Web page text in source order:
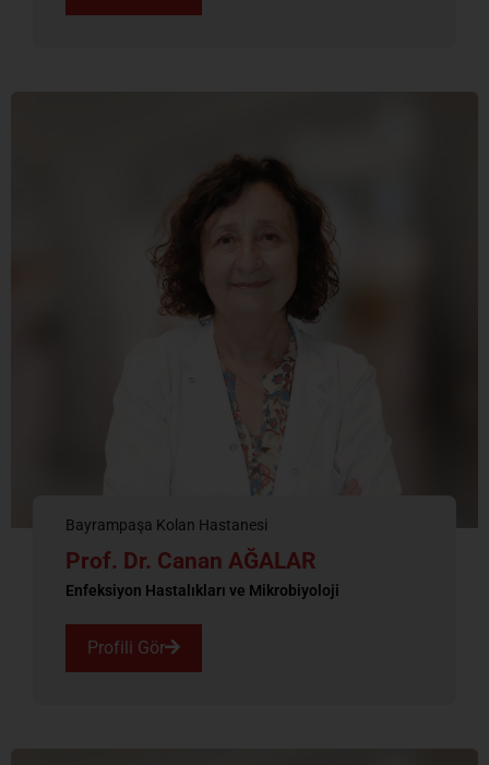
Bayrampaşa Kolan Hastanesi
Prof. Dr. Canan AĞALAR
Enfeksiyon Hastalıkları ve Mikrobiyoloji
Profili Gör